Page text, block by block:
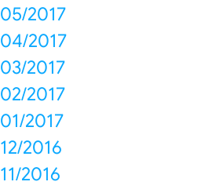
05/2017
04/2017
03/2017
02/2017
01/2017
12/2016
11/2016